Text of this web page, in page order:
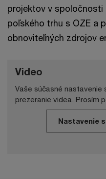
projektov v spoločnosti
poľského trhu s OZE a
obnoviteľných zdrojov
Video
Vaše súčasné nastavenie
prezeranie videa. Prosím
Nastavenie